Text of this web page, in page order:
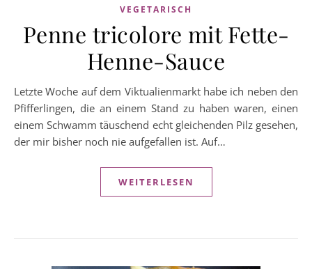
VEGETARISCH
Penne tricolore mit Fette-
Henne-Sauce
Letzte Woche auf dem Viktualienmarkt habe ich neben den
Pfifferlingen, die an einem Stand zu haben waren, einen
einem Schwamm täuschend echt gleichenden Pilz gesehen,
der mir bisher noch nie aufgefallen ist. Auf…
WEITERLESEN